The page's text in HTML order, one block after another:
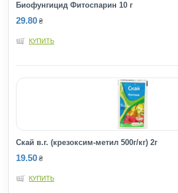
Биофунгицид Фитоспарин 10 г
29.80 ₴
КУПИТЬ
Скай в.г. (крезоксим-метил 500г/кг) 2г
19.50 ₴
КУПИТЬ